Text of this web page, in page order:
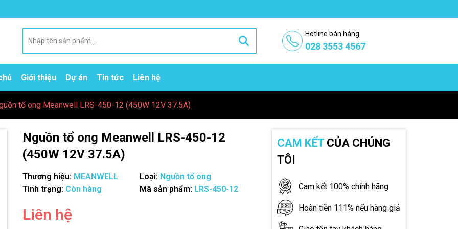
Hotline bán hàng
028 3553 4567
Giới thiệu Dự án Tin tức Liên hệ
tổ ong Meanwell LRS-450-12 (450W 12V 37.5A)
Nguồn tổ ong Meanwell LRS-450-12
(450W 12V 37.5A)
Thương hiệu: MEANWELL Loại: Nguồn tổ ong
Tình trạng: Còn hàng Mã sản phẩm: LRS-450-12
Liên hệ
CAM KẾTCỦA CHÚNG
TÔI
Cam kết 100% chính hãng
Hoàn tiền 111% nếu hàng giả
Mã giảm giá: